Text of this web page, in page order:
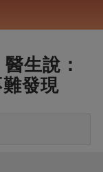
生說：
發現